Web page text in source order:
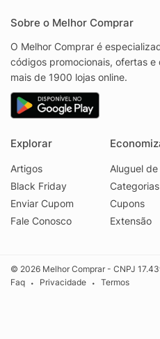
Sobre o Melhor Comprar
O Melhor Comprar é
códigos promocionais, ofertas
mais de 1900 lojas online.
Explorar
Artigos
Black Friday
Enviar Cupom
Fale Conosco
Aluguel
Categorias
Cupons
Extensão
© 2026 Melhor Comprar - CNPJ
Faq
• Privacidade • Termos